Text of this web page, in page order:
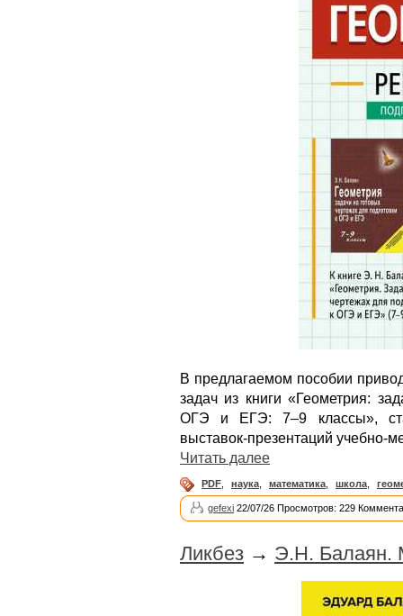
В предлагаемом пособии
задач из книги «Геометрия:
ОГЭ и ЕГЭ: 7–9 классы»,
выставок-презентаций учебно-
Читать далее
PDF наука математика школа
gefexi 22/07/26 Просмотров: 229
Ликбез → Э.Н. Балаян.